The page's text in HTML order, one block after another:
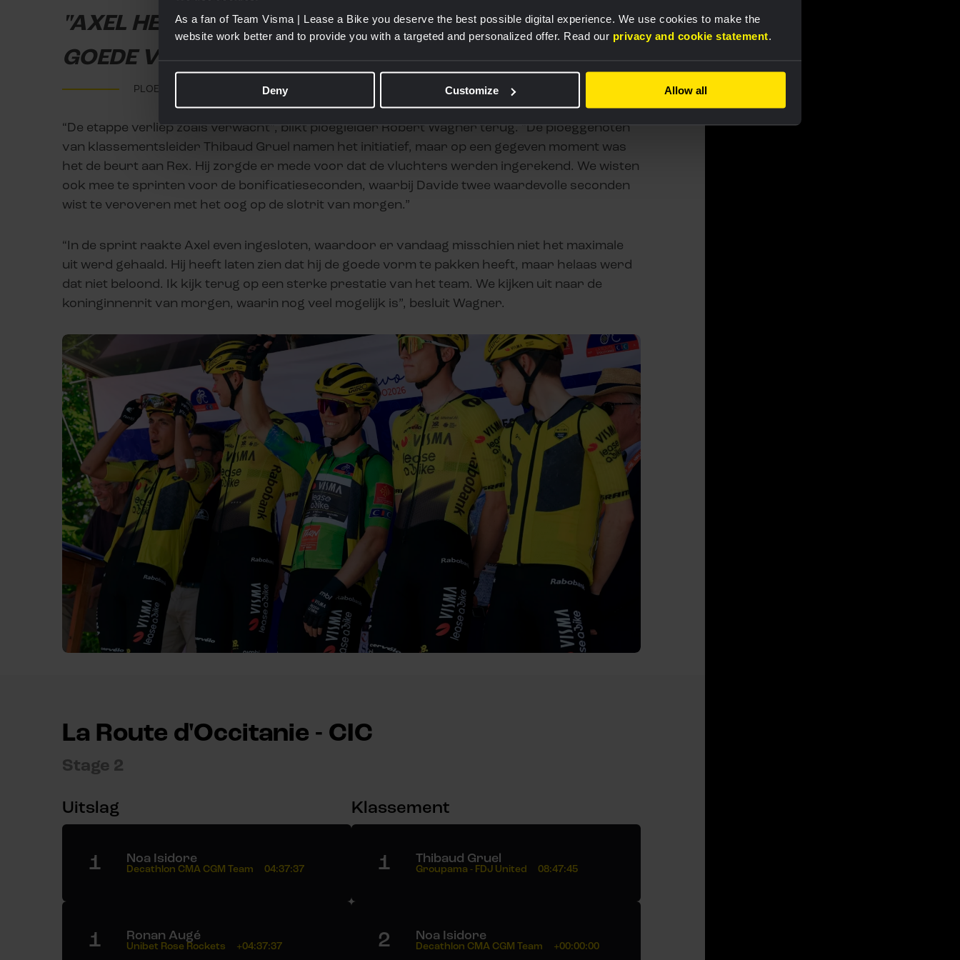
As a fan of Team Visma | Lease a Bike you deserve the best possible digital experience. We use cookies to make the
website work better and to provide you with a targeted and personalized offer. Read our privacy and cookie statement.
Deny Customize Allow all
"AXEL HEEFT LATEN ZIEN DAT HIJ DE
GOEDE VORM TE PAKKEN HEEFT"
PLOEGLEIDER ROBERT WAGNER
“De etappe verliep zoals verwacht”, blikt ploegleider Robert Wagner terug. “De ploeggenoten
van klassementsleider Thibaud Gruel namen het initiatief, maar op een gegeven moment was
het de beurt aan Rex. Hij zorgde er mede voor dat de vluchters werden ingerekend. We wisten
ook mee te sprinten voor de bonificatieseconden, waarbij Davide twee waardevolle seconden
wist te veroveren met het oog op de slotrit van morgen.”
“In de sprint raakte Axel even ingesloten, waardoor er vandaag misschien niet het maximale
uit werd gehaald. Hij heeft laten zien dat hij de goede vorm te pakken heeft, maar helaas werd
dat niet beloond. Ik kijk terug op een sterke prestatie van het team. We kijken uit naar de
koninginnenrit van morgen, waarin nog veel mogelijk is”, besluit Wagner.
La Route d'Occitanie - CIC
Stage 2
Uitslag
1 Noa Isidore
Decathlon CMA CGM Team 04:37:37
1 Ronan Augé
Unibet Rose Rockets +04:37:37
Klassement
1 Thibaud Gruel
Groupama - FDJ United 08:47:45
2 Noa Isidore
Decathlon CMA CGM Team +00:00:00